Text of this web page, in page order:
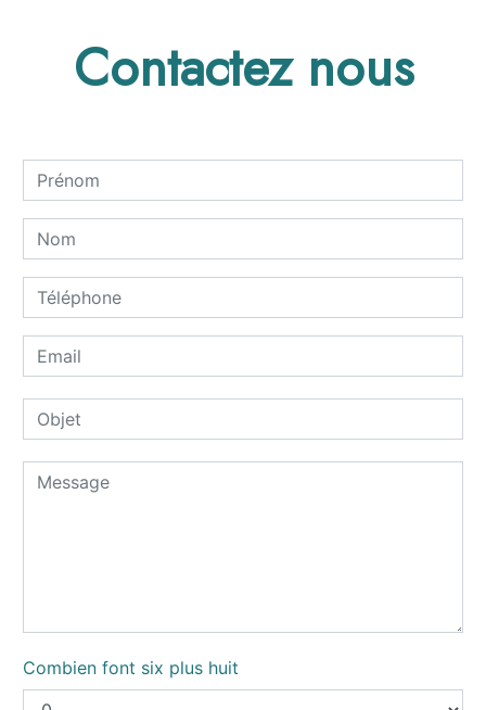
Contactez nous
Combien font six plus huit